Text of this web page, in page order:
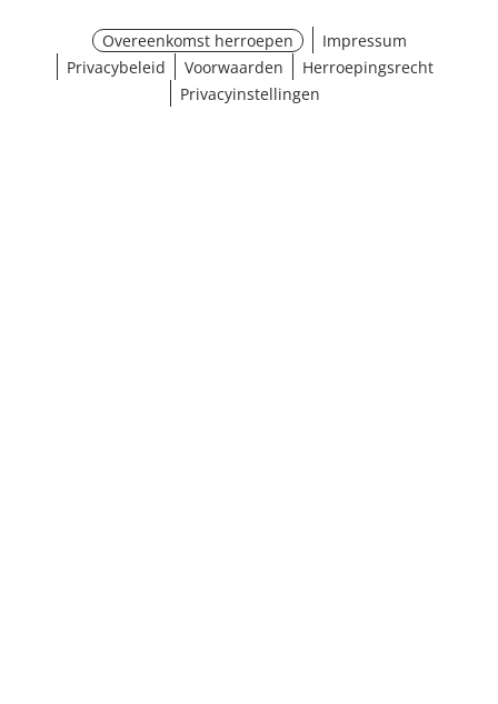
Overeenkomst herroepen
Impressum
Privacybeleid
Voorwaarden
Herroepingsrecht
Privacyinstellingen